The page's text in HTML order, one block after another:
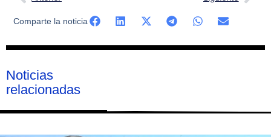
Comparte la noticia
Noticias
relacionadas